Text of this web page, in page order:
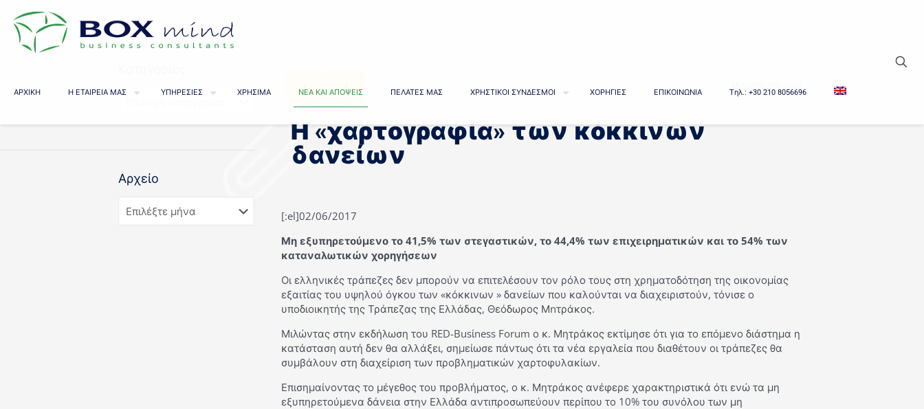
ΑΡΧΙΚΗ Η ΕΤΑΙΡΕΙΑ ΜΑΣ ΥΠΗΡΕΣΙΕΣ ΧΡΗΣΙΜΑ ΝΕΑ ΚΑΙ ΑΠΟΨΕΙΣ ΠΕΛΑΤΕΣ ΜΑΣ ΧΡΗΣΤΙΚΟΙ ΣΥΝΔΕΣΜΟΙ ΧΟΡΗΓΙΕΣ ΕΠΙΚΟΙΝΩΝΙΑ Tηλ.: +30 210 8056696
Η «χαρτογραφία» των κόκκινων
δανείων
[:el]02/06/2017
Μη εξυπηρετούμενο το 41,5% των στεγαστικών, το 44,4% των επιχειρηματικών και το 54% των
καταναλωτικών χορηγήσεων
Οι ελληνικές τράπεζες δεν μπορούν να επιτελέσουν τον ρόλο τους στη χρηματοδότηση της οικονομίας
εξαιτίας του υψηλού όγκου των «κόκκινων » δανείων που καλούνται να διαχειριστούν, τόνισε ο
υποδιοικητής της Τράπεζας της Ελλάδας, Θεόδωρος Μnτράκος.
Μιλώντας στην εκδήλωση του RED-Busίness Forum ο κ. Μητράκος εκτίμησε ότι για το επόμενο διάστημα η
κατάσταση αυτή δεν θα αλλάξει, σημείωσε πάντως ότι τα νέα εργαλεία που διαθέτουν οι τράπεζες θα
συμβάλουν στη διαχείριση των προβληματικών χαρτοφυλακίων.
Επισημαίνοντας το μέγεθος του προβλήματος, ο κ. Μητράκος ανέφερε χαρακτηριστικά ότι ενώ τα μη
εξυπηρετούμενα δάνεια στην Ελλάδα αντιπροσωπεύουν περίπου το 10% του συνόλου των μη
Αρχείο